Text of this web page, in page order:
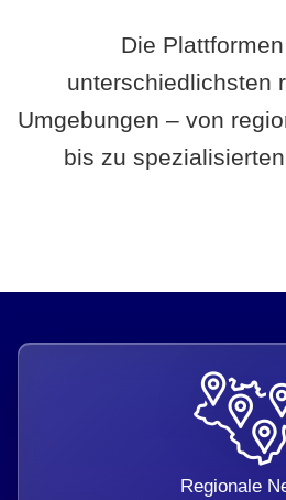
Die
unterschiedlichsten
Umgebungen – von
bis zu
Regionale